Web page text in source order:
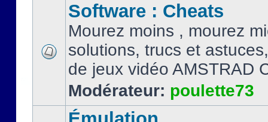
Software : Cheats
Mourez moins , mourez
solutions, trucs et
de jeux vidéo AMSTRAD
Modérateur: poulette73